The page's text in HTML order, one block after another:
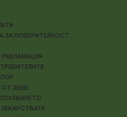
ЗА ПОВЕРИТЕЛНОСТ
ОТ ЗВЕБ
ЛЕКАРСТВАТА